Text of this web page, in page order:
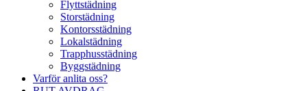
Flyttstädning
Storstädning
Kontorsstädning
Lokalstädning
Trapphusstädning
Byggstädning
Varför anlita oss?